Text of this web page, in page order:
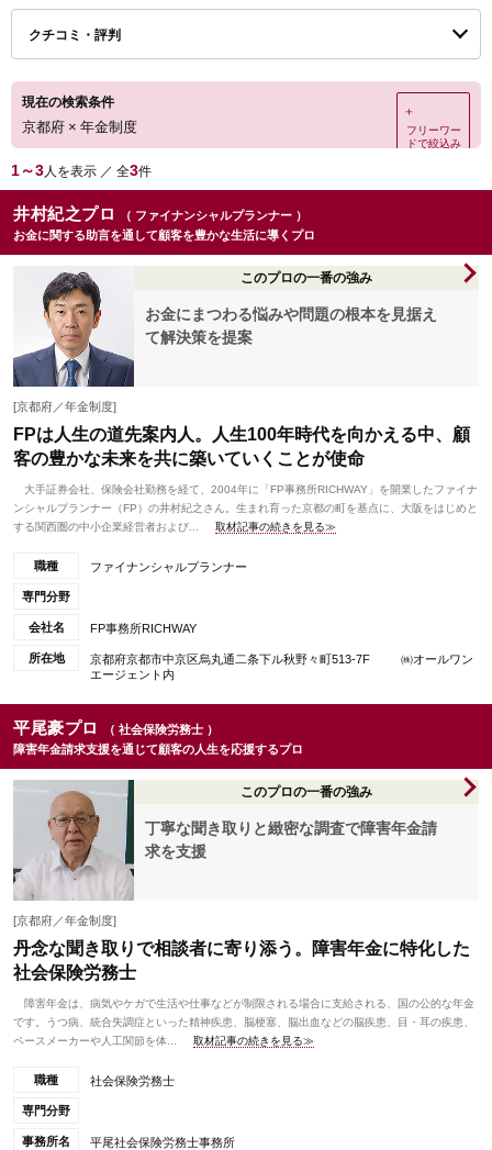
クチコミ・評判
現在の検索条件
京都府 × 年金制度
＋
フリーワー
ドで絞込み
1～3人を表示 ／ 全3件
井村紀之プロ
（ ファイナンシャルプランナー ）
お金に関する助言を通して顧客を豊かな生活に導くプロ
このプロの一番の強み
お金にまつわる悩みや問題の根本を見据え
て解決策を提案
[京都府／年金制度]
FPは人生の道先案内人。人生100年時代を向かえる中、顧
客の豊かな未来を共に築いていくことが使命
大手証券会社、保険会社勤務を経て、2004年に「FP事務所RICHWAY」を開業したファイナ
ンシャルプランナー（FP）の井村紀之さん。生まれ育った京都の町を基点に、大阪をはじめと
する関西圏の中小企業経営者および...
取材記事の続きを見る≫
職種 ファイナンシャルプランナー
専門分野
会社名 FP事務所RICHWAY
所在地
京都府京都市中京区烏丸通二条下ル秋野々町513-7F ㈱オールワン
エージェント内
平尾豪プロ
（ 社会保険労務士 ）
障害年金請求支援を通じて顧客の人生を応援するプロ
このプロの一番の強み
丁寧な聞き取りと緻密な調査で障害年金請
求を支援
[京都府／年金制度]
丹念な聞き取りで相談者に寄り添う。障害年金に特化した
社会保険労務士
障害年金は、病気やケガで生活や仕事などが制限される場合に支給される、国の公的な年金
です。うつ病、統合失調症といった精神疾患、脳梗塞、脳出血などの脳疾患、目・耳の疾患、
ペースメーカーや人工関節を体...
取材記事の続きを見る≫
職種 社会保険労務士
専門分野
事務所名 平尾社会保険労務士事務所